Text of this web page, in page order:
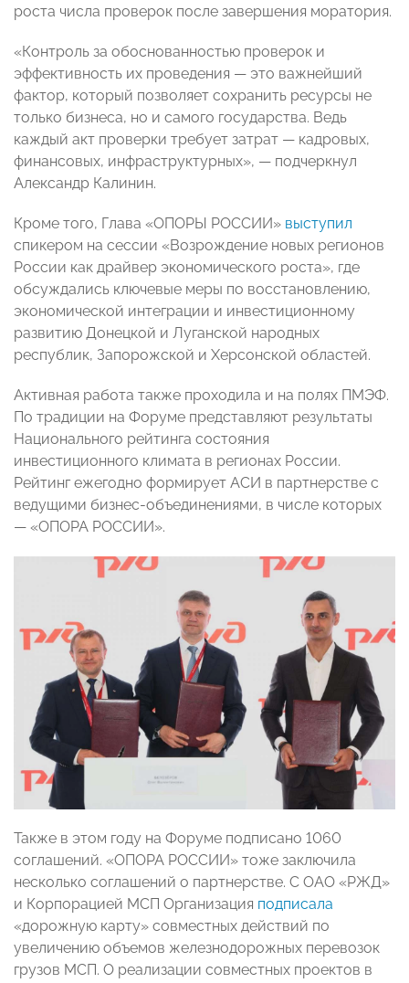
роста числа проверок после завершения моратория.
«Контроль за обоснованностью проверок и
эффективность их проведения — это важнейший
фактор, который позволяет сохранить ресурсы не
только бизнеса, но и самого государства. Ведь
каждый акт проверки требует затрат — кадровых,
финансовых, инфраструктурных», — подчеркнул
Александр Калинин.
Кроме того, Глава «ОПОРЫ РОССИИ» выступил
спикером на сессии «Возрождение новых регионов
России как драйвер экономического роста», где
обсуждались ключевые меры по восстановлению,
экономической интеграции и инвестиционному
развитию Донецкой и Луганской народных
республик, Запорожской и Херсонской областей.
Активная работа также проходила и на полях ПМЭФ.
По традиции на Форуме представляют результаты
Национального рейтинга состояния
инвестиционного климата в регионах России.
Рейтинг ежегодно формирует АСИ в партнерстве с
ведущими бизнес-объединениями, в числе которых
— «ОПОРА РОССИИ».
Также в этом году на Форуме подписано 1060
соглашений. «ОПОРА РОССИИ» тоже заключила
несколько соглашений о партнерстве. С ОАО «РЖД»
и Корпорацией МСП Организация подписала
«дорожную карту» совместных действий по
увеличению объемов железнодорожных перевозок
грузов МСП. О реализации совместных проектов в